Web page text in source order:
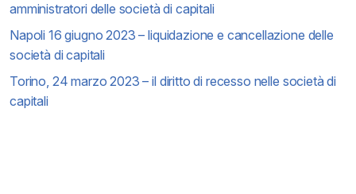
amministratori delle società di capitali
Napoli 16 giugno 2023 – liquidazione e cancellazione delle
società di capitali
Torino, 24 marzo 2023 – il diritto di recesso nelle società di
capitali